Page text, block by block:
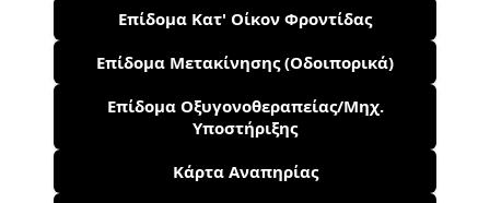
Επίδομα Κατ' Οίκον Φροντίδας
Επίδομα Μετακίνησης (Οδοιπορικά)
Επίδομα Οξυγονοθεραπείας/Μηχ.
Υποστήριξης
Κάρτα Αναπηρίας